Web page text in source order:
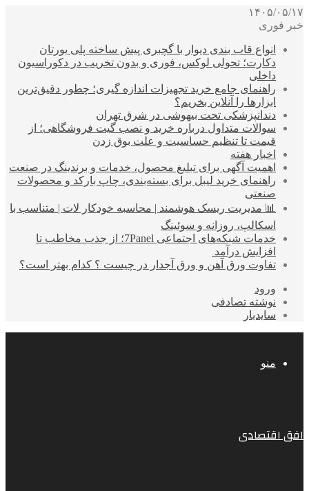
۱۴۰۵/۰۵/۱۷
خبر فوری
انواع قاب بندی دیوار با گچبری پیش ساخته پلی یورتان
دکارت؛ تحولی لوکس، فوری و بدون تخریب در دکوراسیون
داخلی
راهنمای جامع خرید تجهیزات اندازه گیری؛ چطور دقیق‌ترین
ابزارها را آنلاین بخریم؟
دندانپزشکی تحت بیهوشی در شرق تهران
سوالات متداول درباره خرید و نصب گیت فروشگاهی؛ از
قیمت تا تنظیم حساسیت و علت بوق زدن
اخبار هفته
اهمیت آگهی برای تبلیغ محصول، خدمات و برندینگ در صنعت
راهنمای خرید لیبل برای بسته‌بندی، چاپ بارکد و محصولات
صنعتی
📊 مدیریت ریسک هوشمند | محاسبه خودکار لات | متناسب با
اسکالپ، روزانه و سوئینگ
خدمات شبکه‌های اجتماعی 7Panel؛ از جذب مخاطب تا
افزایش درآمد
تفاوت ورق آهن و ورق آجدار در چیست ؟ کدام بهتر است؟
ورود
نوشته تصادفی
سایدبار
منو
افق اقتصادی